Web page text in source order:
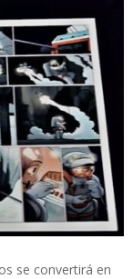
se convertirá en